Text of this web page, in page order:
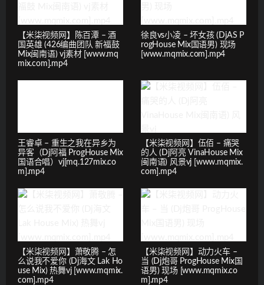
【米柒视频网】陈百潭 – 酒
国英雄 (426编曲团队 新福鼓
Mix闽南语) vj素材 [www.mq
mix.com].mp4
徐良vs小凌 – 坏女孩 (DjAS P
rogHouse Mix国语男) 现场
[www.mqmix.com].mp4
王睿卓 – 重生之我在异乡为
异客（Dj阿福 ProgHouse Mix
国语合唱）vj[mq.127mix.co
m].mp4
【米柒视频网】伍佰 – 痛哭
的人 (Dj阿亮 VinaHouse Mix
闽南语) 风景vj [www.mqmix.
com].mp4
【米柒视频网】萧敬腾 – 怎
么说我不爱你 (Dj海文 Lak Ho
use Mix) 热舞vj [www.mqmix.
com].mp4
【米柒视频网】动力火车 –
当 (Dj炮哥 ProgHouse Mix国
语男) 现场 [www.mqmix.co
m].mp4